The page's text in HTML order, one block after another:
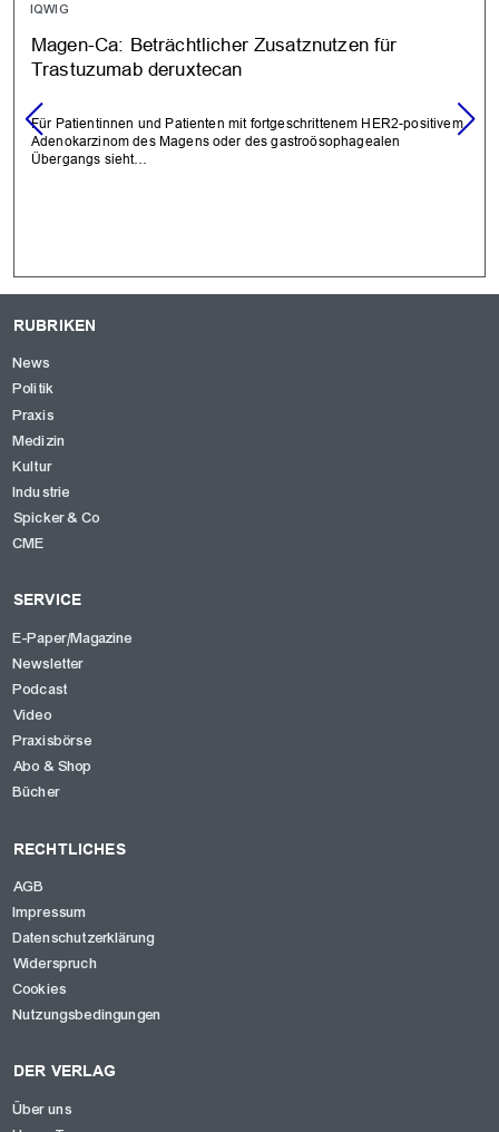
IQWIG
Magen-Ca: Beträchtlicher Zusatznutzen für
Trastuzumab deruxtecan
Für Patientinnen und Patienten mit fortgeschrittenem HER2-positivem
Adenokarzinom des Magens oder des gastroösophagealen
Übergangs sieht…
RUBRIKEN
News
Politik
Praxis
Medizin
Kultur
Industrie
Spicker & Co
CME
SERVICE
E-Paper/Magazine
Newsletter
Podcast
Video
Praxisbörse
Abo & Shop
Bücher
RECHTLICHES
AGB
Impressum
Datenschutzerklärung
Widerspruch
Cookies
Nutzungsbedingungen
DER VERLAG
Über uns